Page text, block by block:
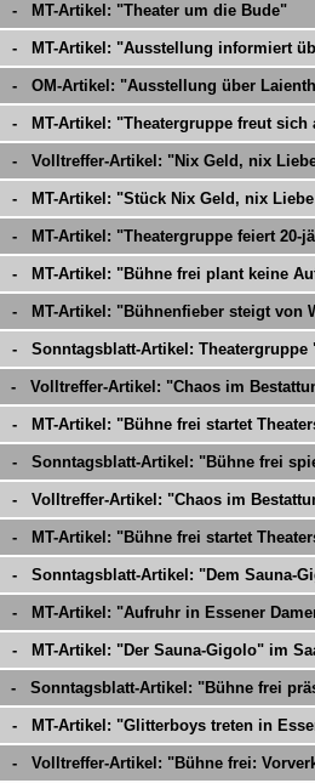
- MT-Artikel: "Theater um die Bude"
- MT-Artikel: "Ausstellung informiert
- OM-Artikel: "Ausstellung über
- MT-Artikel: "Theatergruppe freut sich
- Volltreffer-Artikel: "Nix Geld, nix
- MT-Artikel: "Stück Nix Geld, nix
- MT-Artikel: "Theatergruppe feiert 20-
- MT-Artikel: "Bühne frei plant keine
- MT-Artikel: "Bühnenfieber steigt von
- Sonntagsblatt-Artikel:
- Volltreffer-Artikel: "Chaos im
- MT-Artikel: "Bühne frei startet
- Sonntagsblatt-Artikel: "Bühne frei
- Volltreffer-Artikel: "Chaos im
- MT-Artikel: "Bühne frei startet
- Sonntagsblatt-Artikel: "Dem Sauna-
- MT-Artikel: "Aufruhr in Essener
- MT-Artikel: "Der Sauna-Gigolo" im
- Sonntagsblatt-Artikel: "Bühne frei
- MT-Artikel: "Glitterboys treten in
- Volltreffer-Artikel: "Bühne frei: